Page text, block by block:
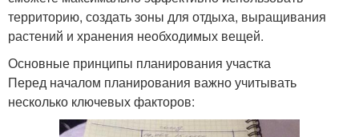
территорию, создать зоны для отдыха, выращивания
растений и хранения необходимых вещей.
Основные принципы планирования участка
Перед началом планирования важно учитывать
несколько ключевых факторов: